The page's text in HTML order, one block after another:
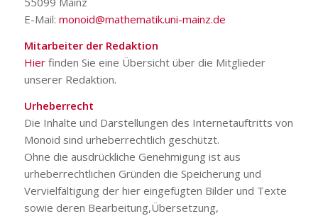
E-Mail: monoid@mathematik.uni-mainz.de
Mitarbeiter der Redaktion
Hierfinden Sie eine Übersicht über die Mitglieder
unserer Redaktion.
Urheberrecht
Die Inhalte und Darstellungen des Internetauftritts von
Monoid sind urheberrechtlich geschützt.
Ohne die ausdrückliche Genehmigung ist aus
urheberrechtlichen Gründen die Speicherung und
Vervielfältigung der hier eingefügten Bilder und Texte
sowie deren Bearbeitung,Übersetzung,